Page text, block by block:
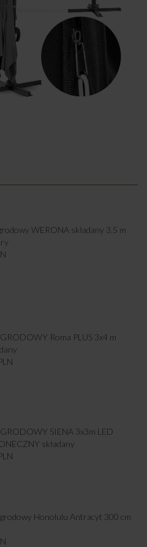
WERONA składany 3.5 m
Roma PLUS 3x4 m
SIENA 3x3m LED
składany
Honolulu Antracyt 300 cm